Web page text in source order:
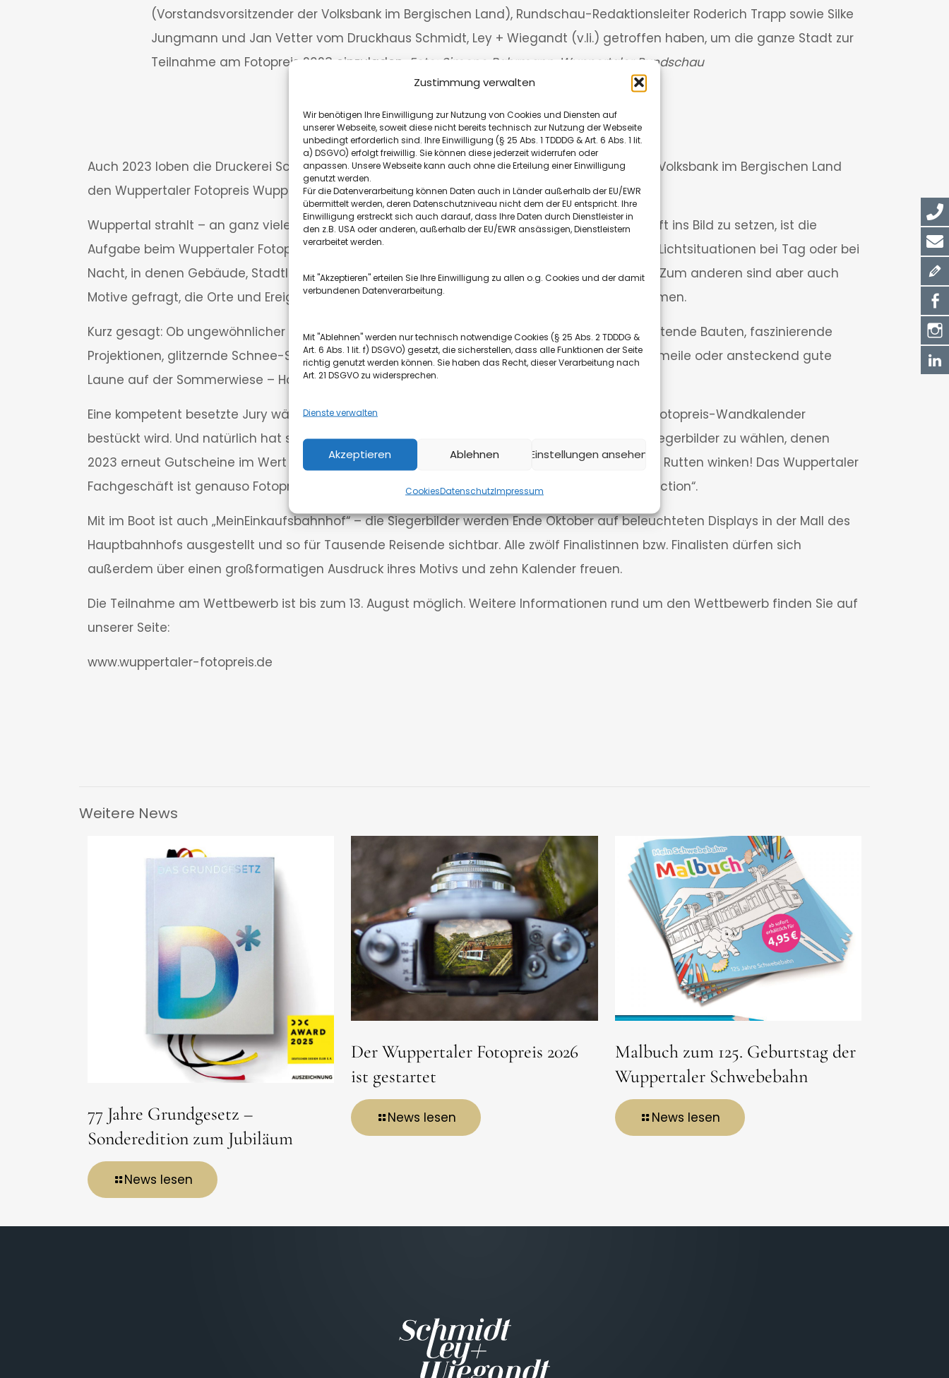
Zustimmung verwalten
Wir benötigen Ihre Einwilligung zur Nutzung von Cookies und Diensten auf
unserer Webseite, soweit diese nicht bereits technisch zur Nutzung der Webseite
unbedingt erforderlich sind. Ihre Einwilligung (§ 25 Abs. 1 TDDDG & Art. 6 Abs. 1 lit.
a) DSGVO) erfolgt freiwillig. Sie können diese jederzeit widerrufen oder
anpassen. Unsere Webseite kann auch ohne die Erteilung einer Einwilligung
genutzt werden.
Für die Datenverarbeitung können Daten auch in Länder außerhalb der EU/EWR
übermittelt werden, deren Datenschutzniveau nicht dem der EU entspricht. Ihre
Einwilligung erstreckt sich auch darauf, dass Ihre Daten durch Dienstleister in
den z.B. USA oder anderen, außerhalb der EU/EWR ansässigen, Dienstleistern
verarbeitet werden.
Mit "Akzeptieren" erteilen Sie Ihre Einwilligung zu allen o.g. Cookies und der damit
verbundenen Datenverarbeitung.
Mit "Ablehnen" werden nur technisch notwendige Cookies (§ 25 Abs. 2 TDDDG &
Art. 6 Abs. 1 lit. f) DSGVO) gesetzt, die sicherstellen, dass alle Funktionen der Seite
richtig genutzt werden können. Sie haben das Recht, dieser Verarbeitung nach
Art. 21 DSGVO zu widersprechen.
Dienste verwalten
Akzeptieren Ablehnen Einstellungen ansehen
CookiesDatenschutzImpressum
(Vorstandsvorsitzender der Volksbank im Bergischen Land), Rundschau-Redaktionsleiter Roderich Trapp sowie Silke
Jungmann und Jan Vetter vom Druckhaus Schmidt, Ley + Wiegandt (v.li.) getroffen haben, um die ganze Stadt zur
Teilnahme am Fotopreis 2023 einzuladen. Foto: Simone Bahrmann, Wuppertaler Rundschau
Auch 2023 loben die Druckerei Schmidt, Ley + Wiegandt, die Wuppertaler Rundschau und die Volksbank im Bergischen Land
den Wuppertaler Fotopreis Wuppertal aus.
Wuppertal strahlt – an ganz vielen Stellen und in ganz unterschiedlicher Form. Diese Strahlkraft ins Bild zu setzen, ist die
Aufgabe beim Wuppertaler Fotopreis 2023. Dabei geht es natürlich zum einen um besondere Lichtsituationen bei Tag oder bei
Nacht, in denen Gebäude, Stadtlandschaft oder Natur außergewöhnliche Wirkung entfalten. Zum anderen sind aber auch
Motive gefragt, die Orte und Ereignisse mit besonderer Ausstrahlung kreativ in den Fokus nehmen.
Kurz gesagt: Ob ungewöhnlicher Glasfassaden-Reflex, spektakulärer Sonnenuntergang, leuchtende Bauten, faszinierende
Projektionen, glitzernde Schnee-Stadtlandschaft, wogendes Blütenmeer, die knallbunte Partymeile oder ansteckend gute
Laune auf der Sommerwiese – Hauptsache, Wuppertal strahlt auf Ihrem Foto!
Eine kompetent besetzte Jury wählt danach die zwölf besten Motive, mit denen der beliebte Fotopreis-Wandkalender
bestückt wird. Und natürlich hat sie auch die Aufgabe, aus diesem finalen Dutzend die drei Siegerbilder zu wählen, denen
2023 erneut Gutscheine im Wert von 1.500, 1.000 und 500 Euro für einen Einkauf bei Foto+Video Rutten winken! Das Wuppertaler
Fachgeschäft ist genauso Fotopreis-Partner wie Radio Wuppertal und die Agentur „PixelProduction“.
Mit im Boot ist auch „MeinEinkaufsbahnhof“ – die Siegerbilder werden Ende Oktober auf beleuchteten Displays in der Mall des
Hauptbahnhofs ausgestellt und so für Tausende Reisende sichtbar. Alle zwölf Finalistinnen bzw. Finalisten dürfen sich
außerdem über einen großformatigen Ausdruck ihres Motivs und zehn Kalender freuen.
Die Teilnahme am Wettbewerb ist bis zum 13. August möglich. Weitere Informationen rund um den Wettbewerb finden Sie auf
unserer Seite:
www.wuppertaler-fotopreis.de
Weitere News
77 Jahre Grundgesetz –
Sonderedition zum Jubiläum
News lesen
Der Wuppertaler Fotopreis 2026
ist gestartet
News lesen
Malbuch zum 125. Geburtstag der
Wuppertaler Schwebebahn
News lesen